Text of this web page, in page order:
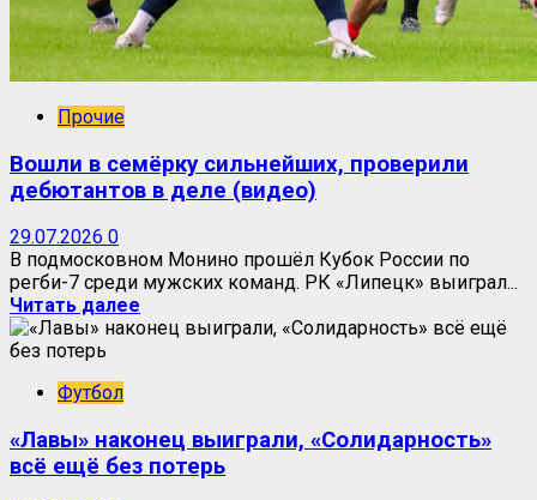
Прочие
Вошли в семёрку сильнейших, проверили
дебютантов в деле (видео)
29.07.2026 0
В подмосковном Монино прошёл Кубок России по
регби-7 среди мужских команд. РК «Липецк» выиграл...
Читать далее
Футбол
«Лавы» наконец выиграли, «Солидарность»
всё ещё без потерь